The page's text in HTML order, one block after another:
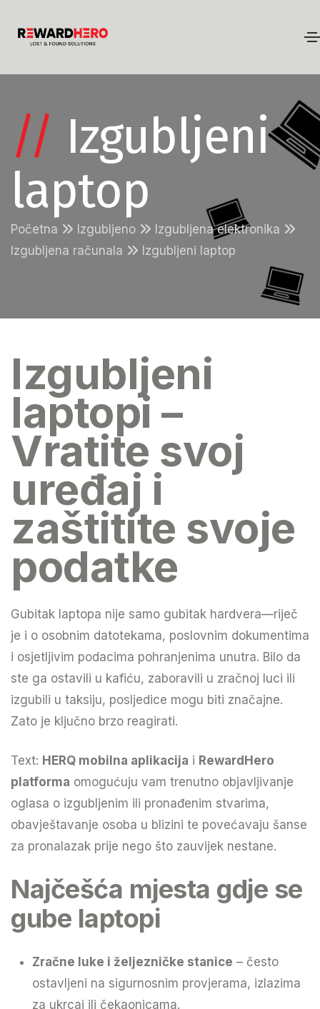
// Izgubljeni
laptop
Početna Izgubljeno
Izgubljena elektronika
Izgubljena računala
Izgubljeni laptop
Izgubljeni
laptopi –
Vratite svoj
uređaj i
zaštitite svoje
podatke
Gubitak laptopa nije samo gubitak hardvera—riječ
je i o osobnim datotekama, poslovnim dokumentima
i osjetljivim podacima pohranjenima unutra. Bilo da
ste ga ostavili u kafiću, zaboravili u zračnoj luci ili
izgubili u taksiju, posljedice mogu biti značajne.
Zato je ključno brzo reagirati.
Text: HERQ mobilna aplikacija i RewardHero
platforma omogućuju vam trenutno objavljivanje
oglasa o izgubljenim ili pronađenim stvarima,
obavještavanje osoba u blizini te povećavaju šanse
za pronalazak prije nego što zauvijek nestane.
Najčešća mjesta gdje se
gube laptopi
Zračne luke i željezničke stanice – često
ostavljeni na sigurnosnim provjerama, izlazima
za ukrcaj ili čekaonicama.